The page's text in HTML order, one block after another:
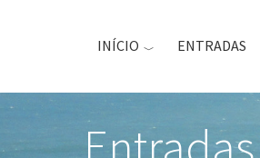
principal
INÍCIO ENTRADAS